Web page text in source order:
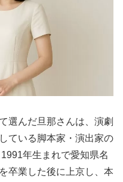
選んだ旦那さんは、演劇
ている脚本家・演出家の
年生まれで愛知県名
卒業した後に上京し、本